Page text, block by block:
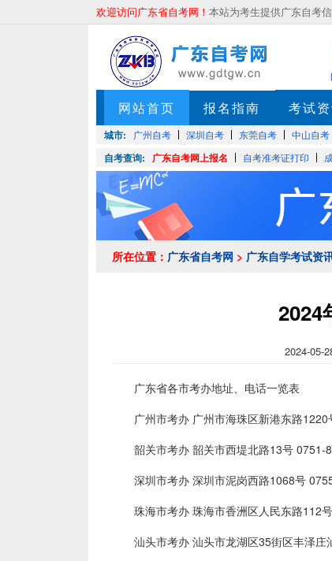
欢迎访问广东省自考网！ 本站为考生提供广东自考
网站首页 报名指南 考试
城市: 广州自考 深圳自考 东莞自考 中山自考
自考查询: 广东自考网上报名 自考准考证打印
所在位置： 广东省自考网 > 广东自学考试资
2024
2024-05-
广东省各市考办地址、电话一览表
广州市考办 广州市海珠区新港东路1220
韶关市考办 韶关市西堤北路13号 0751-
深圳市考办 深圳市泥岗西路1068号
珠海市考办 珠海市香洲区人民东路112
汕头市考办 汕头市龙湖区35街区丰泽庄